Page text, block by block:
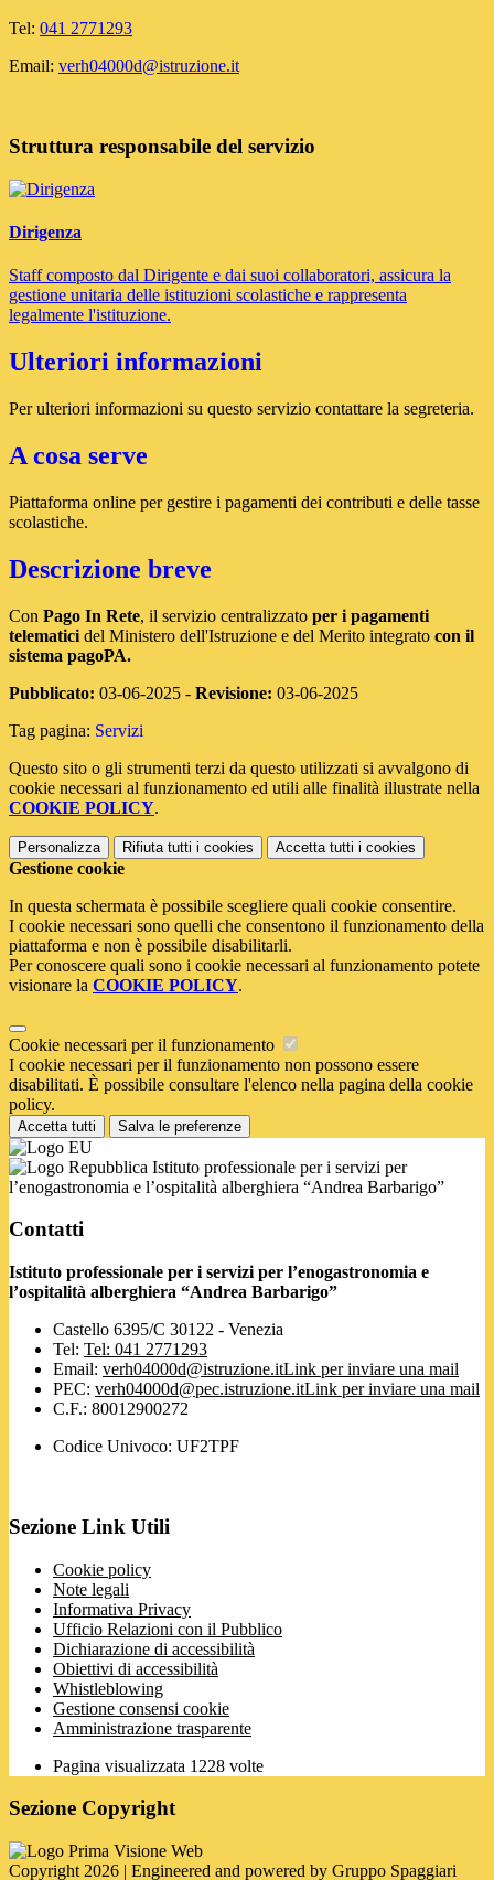
Tel: 041 2771293
Email: verh04000d@istruzione.it
Struttura responsabile del servizio
Dirigenza
Staff composto dal Dirigente e dai suoi collaboratori, assicura la
gestione unitaria delle istituzioni scolastiche e rappresenta
legalmente l'istituzione.
Ulteriori informazioni
Per ulteriori informazioni su questo servizio contattare la segreteria.
A cosa serve
Piattaforma online per gestire i pagamenti dei contributi e delle tasse
scolastiche.
Descrizione breve
Con Pago In Rete, il servizio centralizzato per i pagamenti
telematici del Ministero dell'Istruzione e del Merito integrato con il
sistema pagoPA.
Pubblicato: 03-06-2025 - Revisione: 03-06-2025
Tag pagina: Servizi
Questo sito o gli strumenti terzi da questo utilizzati si avvalgono di
cookie necessari al funzionamento ed utili alle finalità illustrate nella
COOKIE POLICY.
Personalizza Rifiuta tutti i cookies Accetta tutti i cookies
Gestione cookie
In questa schermata è possibile scegliere quali cookie consentire.
I cookie necessari sono quelli che consentono il funzionamento della
piattaforma e non è possibile disabilitarli.
Per conoscere quali sono i cookie necessari al funzionamento potete
visionare la COOKIE POLICY.
Cookie necessari per il funzionamento
I cookie necessari per il funzionamento non possono essere
disabilitati. È possibile consultare l'elenco nella pagina della cookie
policy.
Accetta tutti Salva le preferenze
Istituto professionale per i servizi per
l’enogastronomia e l’ospitalità alberghiera “Andrea Barbarigo”
Contatti
Istituto professionale per i servizi per l’enogastronomia e
l’ospitalità alberghiera “Andrea Barbarigo”
Castello 6395/C 30122 - Venezia
Tel: Tel: 041 2771293
Email: verh04000d@istruzione.itLink per inviare una mail
PEC: verh04000d@pec.istruzione.itLink per inviare una mail
C.F.: 80012900272
Codice Univoco: UF2TPF
Sezione Link Utili
Cookie policy
Note legali
Informativa Privacy
Ufficio Relazioni con il Pubblico
Dichiarazione di accessibilità
Obiettivi di accessibilità
Whistleblowing
Gestione consensi cookie
Amministrazione trasparente
Pagina visualizzata 1228 volte
Sezione Copyright
Copyright 2026 | Engineered and powered by Gruppo Spaggiari